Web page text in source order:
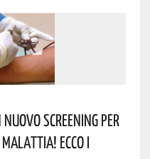
Screening Per
Ecco I